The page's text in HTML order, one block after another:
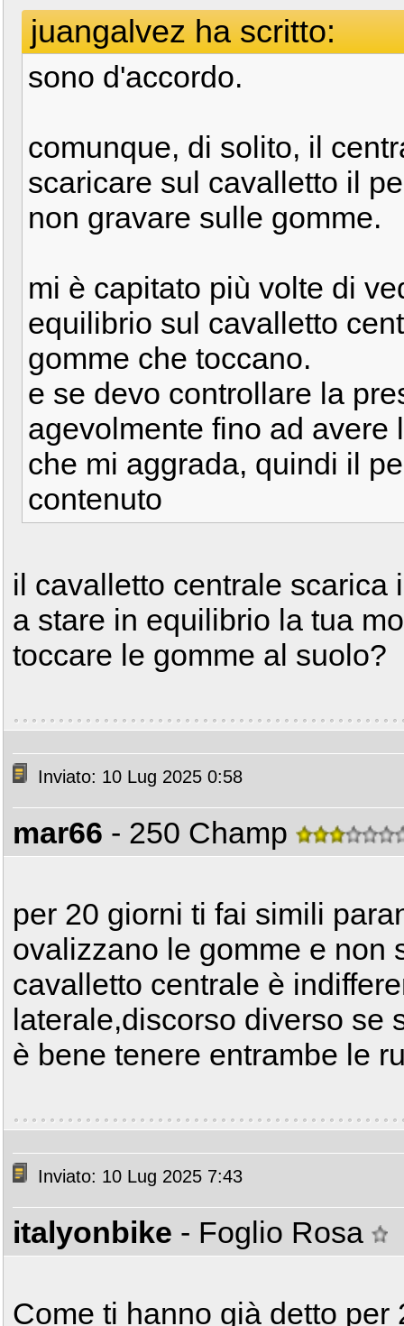
juangalvez ha scritto:
sono d'accordo.
comunque, di solito, il
scaricare sul cavalletto il
non gravare sulle gomme.
mi è capitato più volte di
equilibrio sul cavalletto
gomme che toccano.
e se devo controllare la
agevolmente fino ad
che mi aggrada, quindi il
contenuto
il cavalletto centrale scarica
a stare in equilibrio la tua
toccare le gomme al suolo?
Inviato: 10 Lug 2025 0:58
mar66 - 250 Champ
per 20 giorni ti fai simili
ovalizzano le gomme e non
cavalletto centrale è
laterale,discorso diverso se
è bene tenere entrambe le
Inviato: 10 Lug 2025 7:43
italyonbike - Foglio Rosa
Come ti hanno già detto per